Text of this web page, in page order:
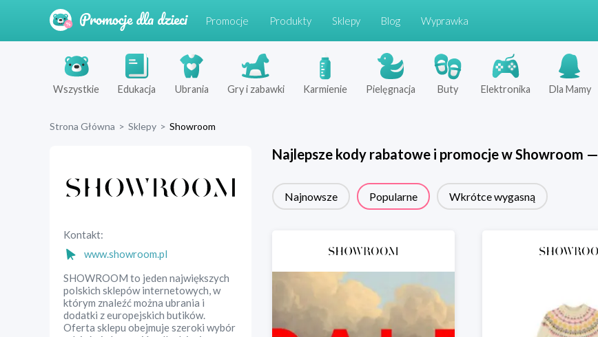
Promocje Produkty Sklepy Blog Wyprawka
Wszystkie Edukacja Ubrania Gry i zabawki Karmienie Pielęgnacja Buty Elektronika Dla Mamy
Strona Główna > Sklepy > Showroom
Kontakt:
www.showroom.pl
SHOWROOM to jeden największych
polskich sklepów internetowych, w
którym znaleźć można ubrania i
dodatki z europejskich butików.
Oferta sklepu obejmuje szeroki wybór
Najlepsze kody rabatowe i promocje wShowroom —
Najnowsze Popularne Wkrótce wygasną